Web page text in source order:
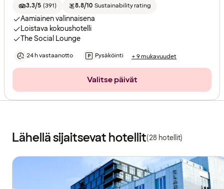
3.3/5 (391) 8.8/10 Sustainability rating
Aamiainen valinnaisena
Loistava kokoushotelli
The Social Lounge
24 h vastaanotto Pysäköinti + 9 mukavuudet
Valitse päivät
Lähellä sijaitsevat hotellit(28 hotellit)